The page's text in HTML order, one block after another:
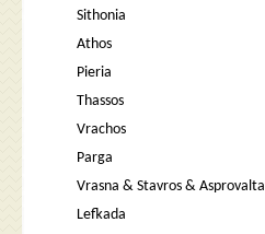
Sithonia
Athos
Pieria
Thassos
Vrachos
Parga
Vrasna & Stavros & Asprovalta
Lefkada